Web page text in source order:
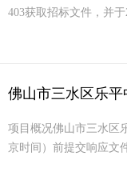
403获取招标文件，并于
佛山市三水区乐
项目概况佛山市三水区
京时间）前提交响应文